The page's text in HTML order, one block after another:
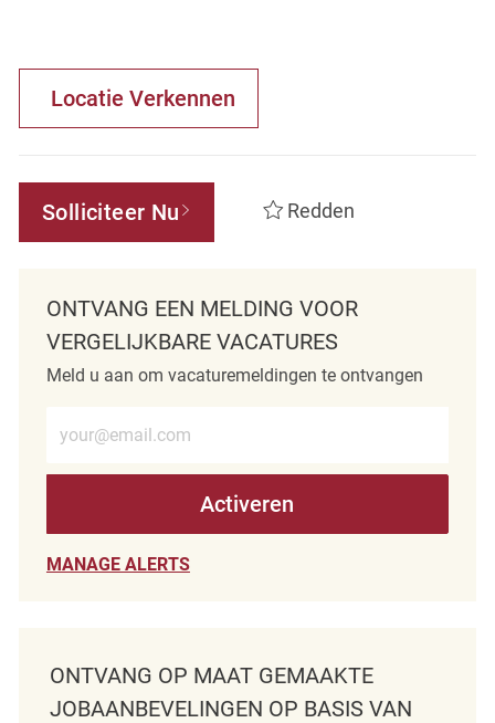
Locatie Verkennen
Solliciteer Nu Redden
ONTVANG EEN MELDING VOOR
VERGELIJKBARE VACATURES
Meld u aan om vacaturemeldingen te ontvangen
Activeren
MANAGE ALERTS
ONTVANG OP MAAT GEMAAKTE
JOBAANBEVELINGEN OP BASIS VAN